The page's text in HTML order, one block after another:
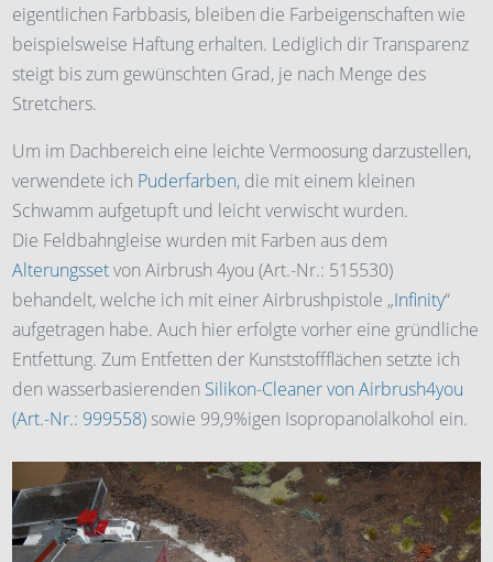
eigentlichen Farbbasis, bleiben die Farbeigenschaften wie
beispielsweise Haftung erhalten. Lediglich dir Transparenz
steigt bis zum gewünschten Grad, je nach Menge des
Stretchers.
Um im Dachbereich eine leichte Vermoosung darzustellen,
verwendete ich Puderfarben, die mit einem kleinen
Schwamm aufgetupft und leicht verwischt wurden.
Die Feldbahngleise wurden mit Farben aus dem
Alterungssetvon Airbrush 4you (Art.-Nr.: 515530)
behandelt, welche ich mit einer Airbrushpistole „Infinity“
aufgetragen habe. Auch hier erfolgte vorher eine gründliche
Entfettung. Zum Entfetten der Kunststoffflächen setzte ich
den wasserbasierenden Silikon-Cleaner von Airbrush4you
(Art.-Nr.: 999558) sowie 99,9%igen Isopropanolalkohol ein.